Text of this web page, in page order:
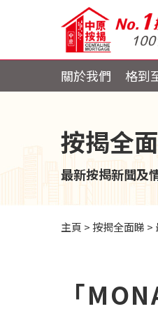
關於我們 格到
按揭全
最新按揭新聞及
主頁 >按揭全面睇 >
「